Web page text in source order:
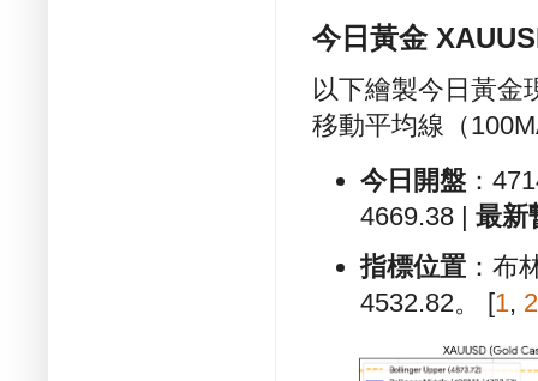
今日黃金
以下繪製今日黃金
移動平均線（
今日開盤 ：
4669.38 | 最新
指標位置 ：布
4532.82。
[1, 2